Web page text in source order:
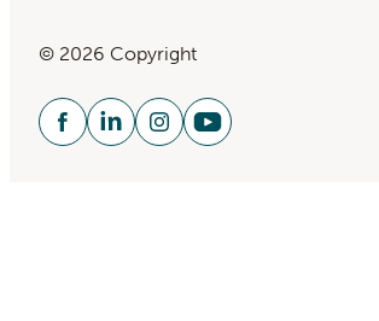
© 2026 Copyright